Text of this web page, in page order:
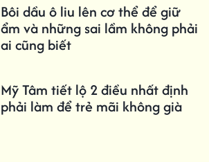
Bôi dầu ô liu lên cơ thể để giữ
ẩm và những sai lầm không phải
ai cũng biết
Mỹ Tâm tiết lộ 2 điều nhất định
phải làm để trẻ mãi không già